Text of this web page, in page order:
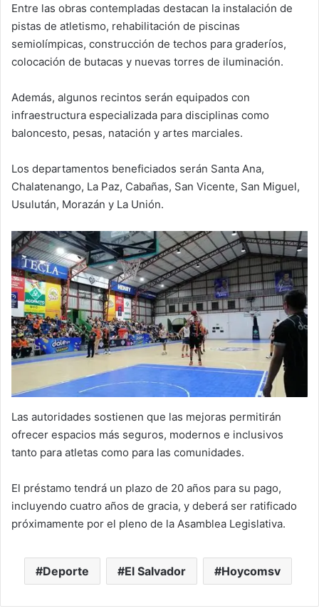
Entre las obras contempladas destacan la instalación de
pistas de atletismo, rehabilitación de piscinas
semiolímpicas, construcción de techos para graderíos,
colocación de butacas y nuevas torres de iluminación.
Además, algunos recintos serán equipados con
infraestructura especializada para disciplinas como
baloncesto, pesas, natación y artes marciales.
Los departamentos beneficiados serán Santa Ana,
Chalatenango, La Paz, Cabañas, San Vicente, San Miguel,
Usulután, Morazán y La Unión.
Las autoridades sostienen que las mejoras permitirán
ofrecer espacios más seguros, modernos e inclusivos
tanto para atletas como para las comunidades.
El préstamo tendrá un plazo de 20 años para su pago,
incluyendo cuatro años de gracia, y deberá ser ratificado
próximamente por el pleno de la Asamblea Legislativa.
Deporte El Salvador Hoycomsv